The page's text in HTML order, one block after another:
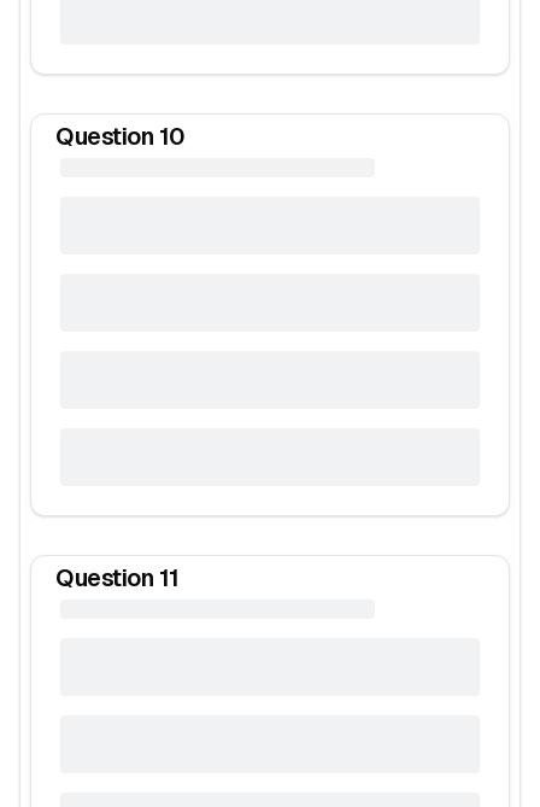
Question 10
Question 11